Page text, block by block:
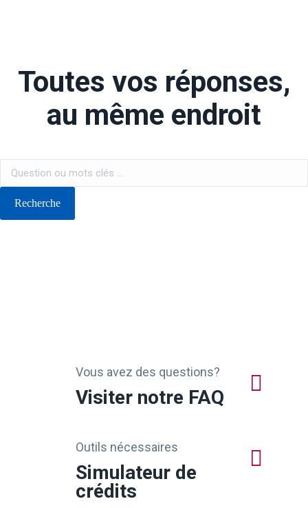
Toutes vos réponses,
au même endroit
Recherche
Vous avez des questions?
Visiter notre FAQ
Outils nécessaires
Simulateur de
crédits